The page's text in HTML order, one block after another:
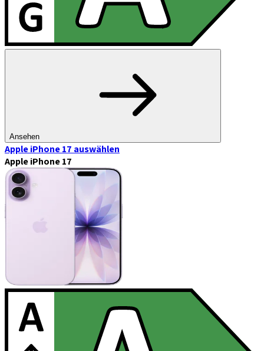
Ansehen
Apple iPhone 17 auswählen
Apple iPhone 17